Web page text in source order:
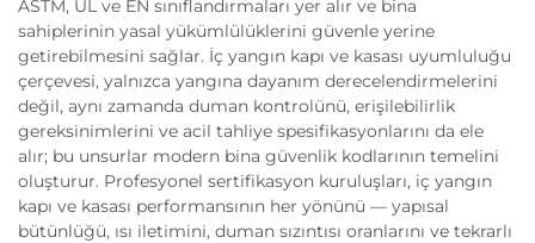
ASTM, UL ve EN sınıflandırmaları yer alır ve bina
sahiplerinin yasal yükümlülüklerini güvenle yerine
getirebilmesini sağlar. İç yangın kapı ve kasası uyumluluğu
çerçevesi, yalnızca yangına dayanım derecelendirmelerini
değil, aynı zamanda duman kontrolünü, erişilebilirlik
gereksinimlerini ve acil tahliye spesifikasyonlarını da ele
alır; bu unsurlar modern bina güvenlik kodlarının temelini
oluşturur. Profesyonel sertifikasyon kuruluşları, iç yangın
kapı ve kasası performansının her yönünü — yapısal
bütünlüğü, ısı iletimini, duman sızıntısı oranlarını ve tekrarlı